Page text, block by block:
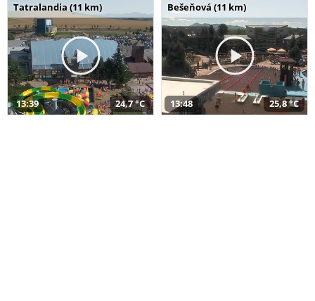
Tatralandia (11 km)
13:39 24,7 °C
Bešeňová (11 km)
13:48 25,8 °C